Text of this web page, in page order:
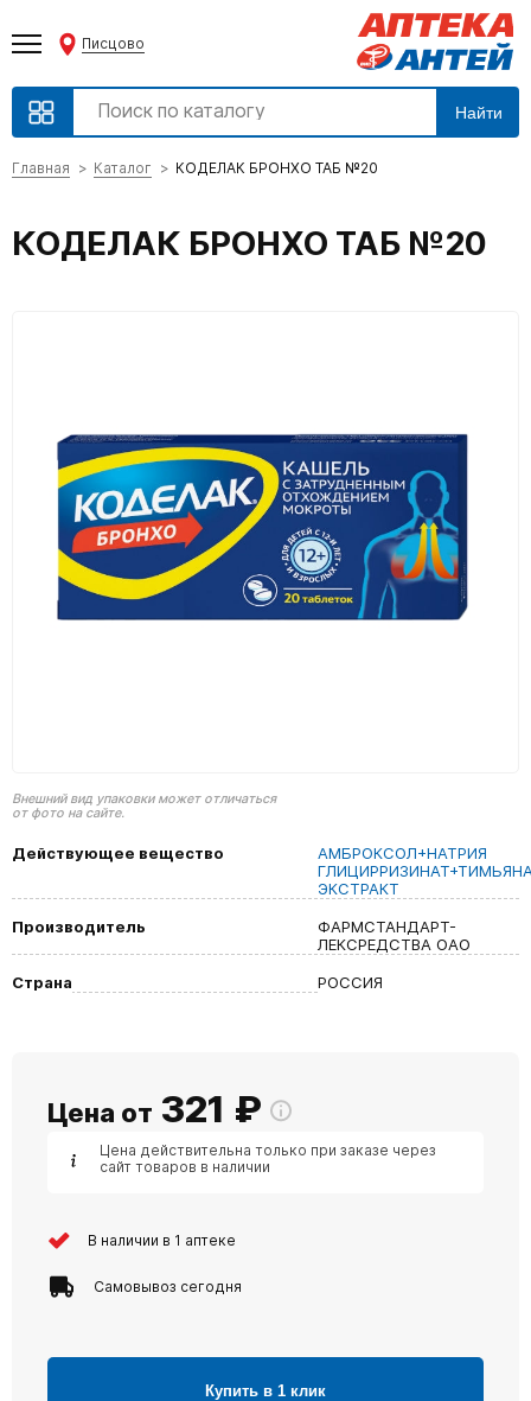
Писцово
Найти
Главная Каталог КОДЕЛАК БРОНХО ТАБ №20
КОДЕЛАК БРОНХО ТАБ №20
Внешний вид упаковки может отличаться
от фото на сайте.
Действующее вещество
АМБРОКСОЛ+НАТРИЯ
ЭКСТРАКТ
Производитель
ФАРМСТАНДАРТ-
ЛЕКСРЕДСТВА ОАО
Страна
РОССИЯ
Цена от 321 ₽
Цена действительна только при заказе через
сайт товаров в наличии
В наличии в 1 аптеке
Самовывоз сегодня
Купить в 1 клик